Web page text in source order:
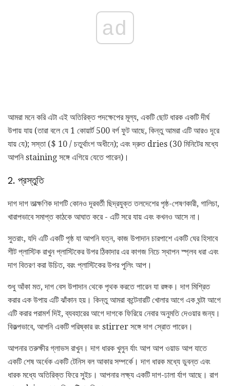
ad
আমরা মনে করি এটা এই অতিরিক্ত পদক্ষেপের মূল্য, একটি ছোট ধারক একটি দীর্ঘ
উপায় যায় (তারা বলে যে 1 কোয়ার্ট 500 বর্গ ফুট আছে, কিন্তু আমরা এটি আরও দূরে
যায় যে); সস্তা ($ 10 / চতুর্থাংশ অধীনে); এবং দ্রুত dries (30 মিনিটের মধ্যে
আপনি staining সঙ্গে এগিয়ে যেতে পারেন)।
2. প্রস্তুতি
দাগ দাগ তাত্ক্ষণিক দাগটি কোনও দূরবর্তী ছিদ্রযুক্ত তলদেশের পৃষ্ঠ-পেষণকারী, গালিচা,
খারাপভাবে সমাপ্ত কাঠকে আঘাত করে - এটি সরে যায় এবং কখনও আসে না।
সুতরাং, যদি এটি একটি পৃষ্ঠ যা আপনি যত্ন, কাজ উপাদান চারপাশে একটি ঘের হিসাবে
শীট প্লাস্টিক রাখুন প্লাস্টিকের উপর ঠিকাদার এর কাগজ নিচে স্থাপন স্প্লব ধরা এবং
দাগ বিতরণ করা উচিত, বরং প্লাস্টিকের উপর পুলিং আপ।
শুধু আঁকা মত, দাগ বেস উপাদান থেকে পৃথক করতে পারেন যা রঙ্গক। দাগ মিশ্রিত
করার এক উপায় এটি ঝাঁকান হয়। কিন্তু আমরা কন্টেনারটি খোলার আগে এক ঘন্টা আগে
এটি করার পরামর্শ দিই, ব্যবহারের আগে দাগকে ফিরিয়ে নেবার অনুমতি দেওয়ার জন্য।
বিকল্পভাবে, আপনি একটি পরিষ্কার রং stirrer সঙ্গে দাগ স্রোত পারেন।
আপনার তরুক্ষীর গ্লাভস রাখুন। দাগ ধারক খুলুন র্যাং আপ আপ ওয়াড আপ যাতে
একটি শেষ অর্ধেক একটি টেনিস বল আকার সম্পর্কে। দাগ ধারক মধ্যে ডুবন্ত এবং
ধারক মধ্যে অতিরিক্ত ফিরে সুইচ। আপনার লক্ষ্য একটি দাগ-ঢালা র্যাগ আছে। রাগ